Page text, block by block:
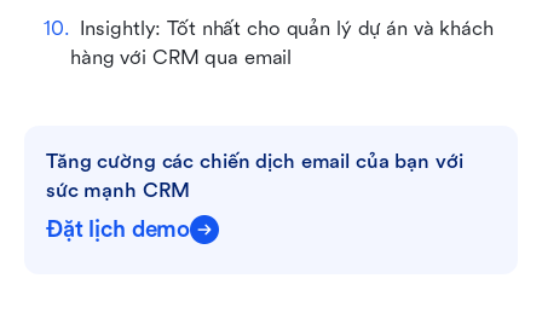
Insightly: Tốt nhất cho quản lý dự án và khách
hàng với CRM qua email
Tăng cường các chiến dịch email của bạn với
sức mạnh CRM
Đặt lịch demo